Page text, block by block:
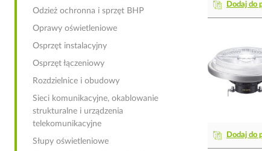
Dodaj do
Dodaj do
Odzież ochronna i sprzęt BHP
Oprawy oświetleniowe
Osprzęt instalacyjny
Osprzęt łączeniowy
Rozdzielnice i obudowy
Sieci komunikacyjne, okablowanie
strukturalne i urządzenia
telekomunikacyjne
Słupy oświetleniowe